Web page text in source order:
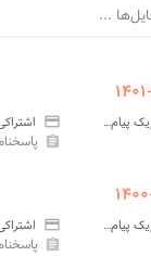
...
روانشناسی فیزیولوژیک پیام نور credit_card
assignment
روانشناسی فیزیولوژیک پیام نور credit_card
assignment